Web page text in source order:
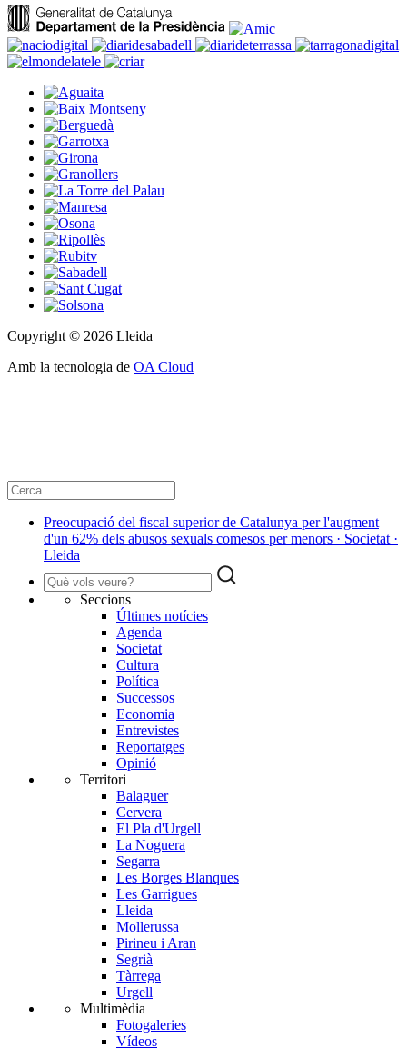
Copyright © 2026 Lleida
Amb la tecnologia de OA Cloud
​Preocupació del fiscal superior de Catalunya per l'augment
d'un 62% dels abusos sexuals comesos per menors · Societat ·
Lleida
Seccions
Últimes notícies
Agenda
Societat
Cultura
Política
Successos
Economia
Entrevistes
Reportatges
Opinió
Territori
Balaguer
Cervera
El Pla d'Urgell
La Noguera
Segarra
Les Borges Blanques
Les Garrigues
Lleida
Mollerussa
Pirineu i Aran
Segrià
Tàrrega
Urgell
Multimèdia
Fotogaleries
Vídeos